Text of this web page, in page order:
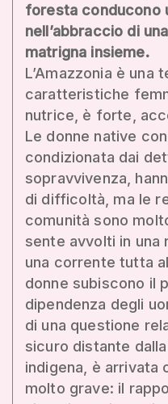
foresta conducono
nell’abbraccio di
matrigna insieme.
L’Amazzonia è una
caratteristiche
nutrice, è forte,
Le donne native
condizionata dai
sopravvivenza,
di difficoltà, ma le
comunità sono
sente avvolti in una
una corrente tutta
donne subiscono il
dipendenza degli
di una questione
sicuro distante
indigena, è arrivata
molto grave: il